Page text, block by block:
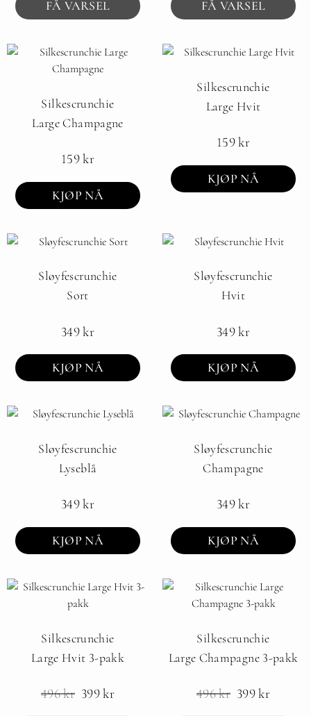
FÅ VARSEL FÅ VARSEL
Silkescrunchie
Large Champagne
159kr
KJØP NÅ
Silkescrunchie
Large Hvit
159kr
KJØP NÅ
Sløyfescrunchie
Sort
349kr
KJØP NÅ
Sløyfescrunchie
Hvit
349kr
KJØP NÅ
Sløyfescrunchie
Lyseblå
349kr
KJØP NÅ
Sløyfescrunchie
Champagne
349kr
KJØP NÅ
Silkescrunchie
Large Hvit 3-pakk
496kr 399kr
Silkescrunchie
Large Champagne 3-pakk
496kr 399kr